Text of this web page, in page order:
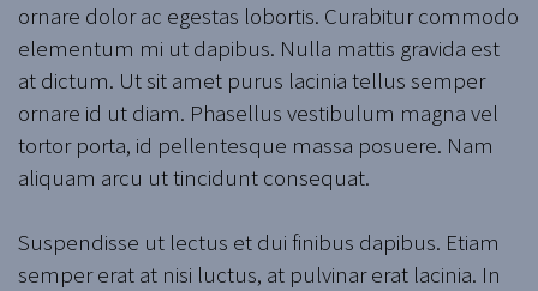
ornare dolor ac egestas lobortis. Curabitur commodo
elementum mi ut dapibus. Nulla mattis gravida est
at dictum. Ut sit amet purus lacinia tellus semper
ornare id ut diam. Phasellus vestibulum magna vel
tortor porta, id pellentesque massa posuere. Nam
aliquam arcu ut tincidunt consequat.
Suspendisse ut lectus et dui finibus dapibus. Etiam
semper erat at nisi luctus, at pulvinar erat lacinia. In